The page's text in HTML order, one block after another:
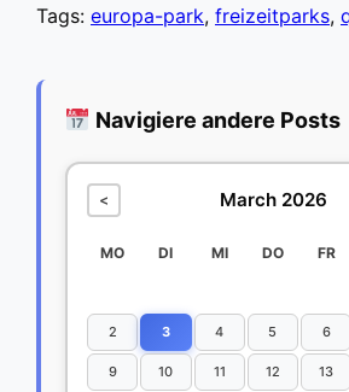
Tags: europa-park, freizeitparks,
Navigiere andere Posts
< March 2026
MO DI MI DO FR
2 3 4 5 6
9 10 11 12 13